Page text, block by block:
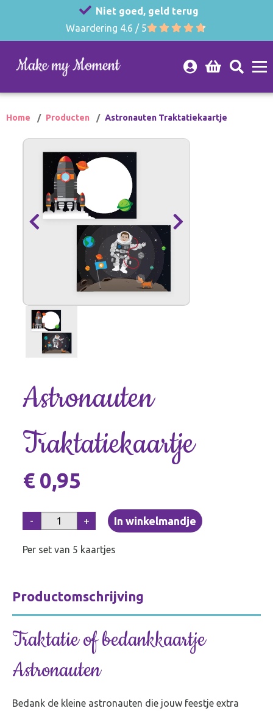
Niet goed, geld terug
Waardering 4.6 / 5
Home Producten Astronauten Traktatiekaartje
Astronauten
Traktatiekaartje
€ 0,95
- +
Per set van 5 kaartjes
Productomschrijving
Traktatie of bedankkaartje
Astronauten
Bedank de kleine astronauten die jouw feestje extra